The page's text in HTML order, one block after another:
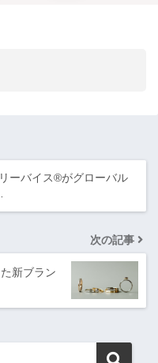
ーバイス®がグローバル
次の記事
新ブラン